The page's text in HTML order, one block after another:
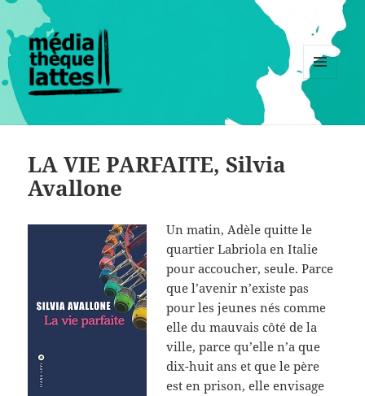
MENU
WIDGETS
LA VIE PARFAITE, Silvia
Avallone
Un matin, Adèle quitte le
quartier Labriola en Italie
pour accoucher, seule. Parce
que l’avenir n’existe pas
pour les jeunes nés comme
elle du mauvais côté de la
ville, parce qu’elle n’a que
dix-huit ans et que le père
est en prison, elle envisage